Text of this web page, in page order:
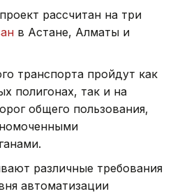
рассчитан на три
в Астане, Алматы и
транспорта пройдут как
полигонах, так и на
общего пользования,
различные требования
автоматизации